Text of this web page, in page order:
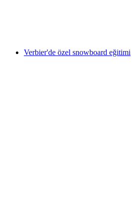
Verbier'de özel snowboard eğitimi